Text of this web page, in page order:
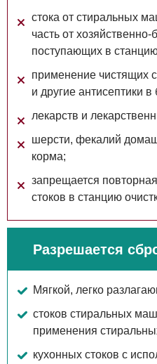
стока от стиральных
часть от
поступающих в
применение чистящих
и другие антисептики
лекарств и
шерсти, фекалий
корма;
запрещается
стоков в станцию
Разрешается
Мягкой, легко
стоков стиральных
применения
кухонных стоков с